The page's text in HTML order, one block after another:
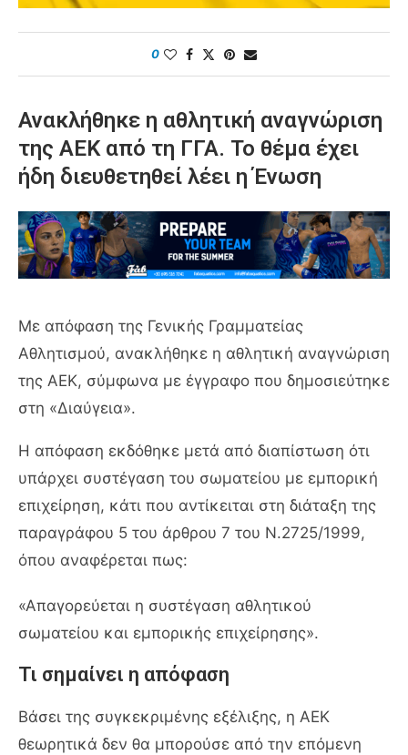
0
Ανακλήθηκε η αθλητική αναγνώριση
της ΑΕΚ από τη ΓΓΑ. Το θέμα έχει
ήδη διευθετηθεί λέει η Ένωση
Με απόφαση της Γενικής Γραμματείας
Αθλητισμού, ανακλήθηκε η αθλητική αναγνώριση
της ΑΕΚ, σύμφωνα με έγγραφο που δημοσιεύτηκε
στη «Διαύγεια».
Η απόφαση εκδόθηκε μετά από διαπίστωση ότι
υπάρχει συστέγαση του σωματείου με εμπορική
επιχείρηση, κάτι που αντίκειται στη διάταξη της
παραγράφου 5 του άρθρου 7 του Ν.2725/1999,
όπου αναφέρεται πως:
«Απαγορεύεται η συστέγαση αθλητικού
σωματείου και εμπορικής επιχείρησης».
Τι σημαίνει η απόφαση
Βάσει της συγκεκριμένης εξέλιξης, η ΑΕΚ
θεωρητικά δεν θα μπορούσε από την επόμενη